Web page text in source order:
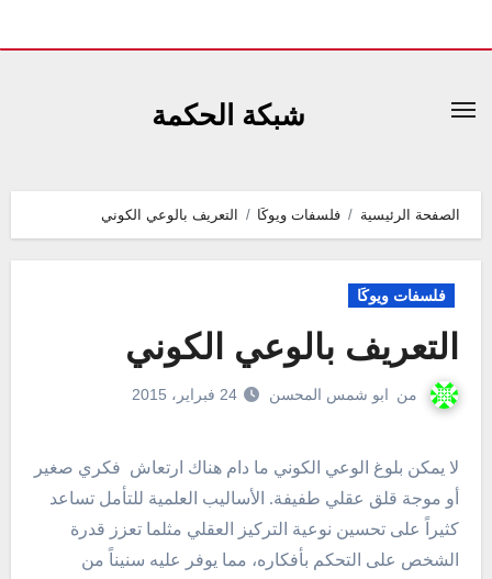
شبكة الحكمة
الصفحة الرئيسية فلسفات ويوكَا ﺍﻟﺘﻌﺮﻳﻒ ﺑﺎﻟﻮﻋﻲ ﺍﻟﻜﻮﻧﻲ
فلسفات ويوكَا
ﺍﻟﺘﻌﺮﻳﻒ ﺑﺎﻟﻮﻋﻲ ﺍﻟﻜﻮﻧﻲ
من ابو شمس المحسن 24 فبراير، 2015
لا يمكن بلوغ الوعي الكوني ما دام هناك ارتعاش فكري صغير
أو موجة قلق عقلي طفيفة. الأساليب العلمية للتأمل تساعد
كثيراً على تحسين نوعية التركيز العقلي مثلما تعزز قدرة
الشخص على التحكم بأفكاره، مما يوفر عليه سنيناً من